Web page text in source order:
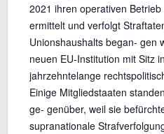
2021 ihren operativen
ermittelt und verfolgt
Unionshaushalts began- gen
neuen EU-Institution mit Sitz
jahrzehntelange
Einige Mitgliedstaaten
ge- genüber, weil sie
supranationale